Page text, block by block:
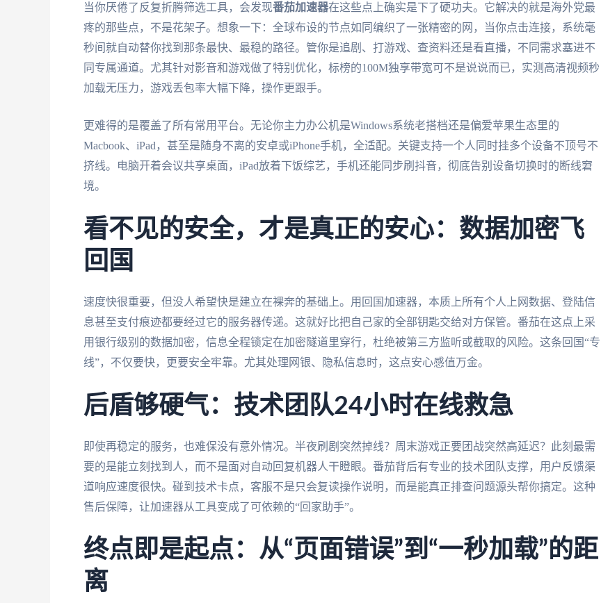
当你厌倦了反复折腾筛选工具，会发现番茄加速器在这些点上确实是下了硬功夫。它解决的就是海外党最
疼的那些点，不是花架子。想象一下：全球布设的节点如同编织了一张精密的网，当你点击连接，系统毫
秒间就自动替你找到那条最快、最稳的路径。管你是追剧、打游戏、查资料还是看直播，不同需求塞进不
同专属通道。尤其针对影音和游戏做了特别优化，标榜的100M独享带宽可不是说说而已，实测高清视频秒
加载无压力，游戏丢包率大幅下降，操作更跟手。
更难得的是覆盖了所有常用平台。无论你主力办公机是Windows系统老搭档还是偏爱苹果生态里的
Macbook、iPad，甚至是随身不离的安卓或iPhone手机，全适配。关键支持一个人同时挂多个设备不顶号不
挤线。电脑开着会议共享桌面，iPad放着下饭综艺，手机还能同步刷抖音，彻底告别设备切换时的断线窘
境。
看不见的安全，才是真正的安心：数据加密飞
回国
速度快很重要，但没人希望快是建立在裸奔的基础上。用回国加速器，本质上所有个人上网数据、登陆信
息甚至支付痕迹都要经过它的服务器传递。这就好比把自己家的全部钥匙交给对方保管。番茄在这点上采
用银行级别的数据加密，信息全程锁定在加密隧道里穿行，杜绝被第三方监听或截取的风险。这条回国“专
线”，不仅要快，更要安全牢靠。尤其处理网银、隐私信息时，这点安心感值万金。
后盾够硬气：技术团队24小时在线救急
即使再稳定的服务，也难保没有意外情况。半夜刷剧突然掉线？周末游戏正要团战突然高延迟？此刻最需
要的是能立刻找到人，而不是面对自动回复机器人干瞪眼。番茄背后有专业的技术团队支撑，用户反馈渠
道响应速度很快。碰到技术卡点，客服不是只会复读操作说明，而是能真正排查问题源头帮你搞定。这种
售后保障，让加速器从工具变成了可依赖的“回家助手”。
终点即是起点：从“页面错误”到“一秒加载”的距
离